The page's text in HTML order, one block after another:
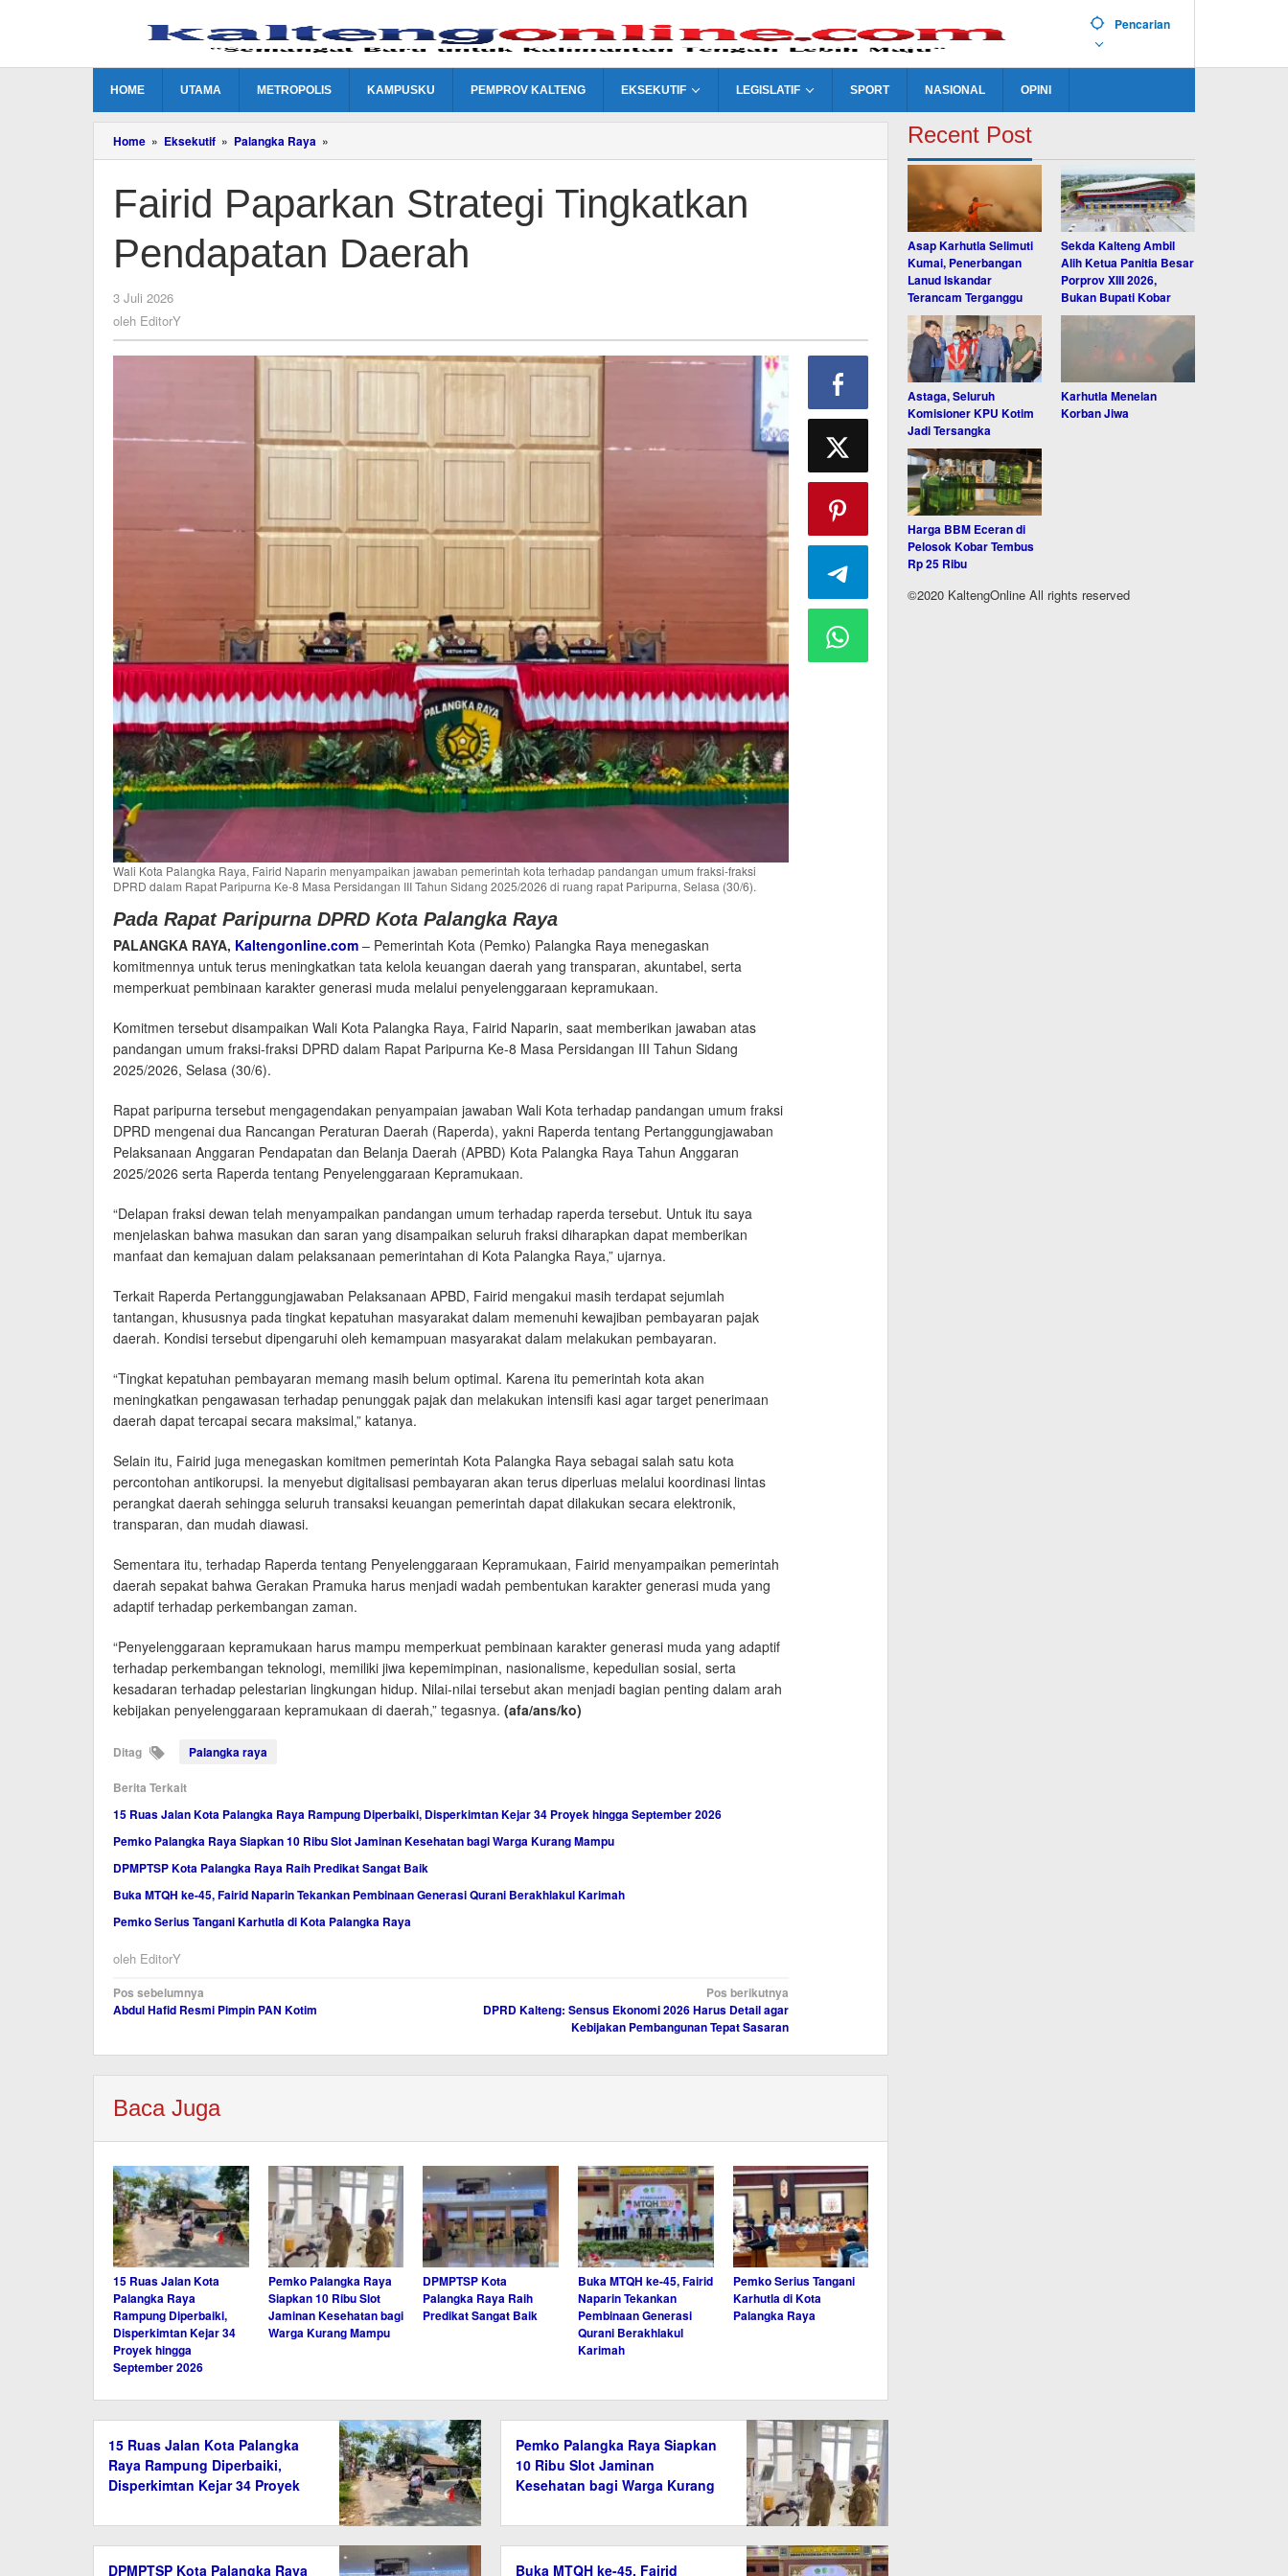
Pencarian
HOME UTAMA METROPOLIS KAMPUSKU PEMPROV KALTENG EKSEKUTIF LEGISLATIF SPORT NASIONAL OPINI
Home » Eksekutif » Palangka Raya »
Paparkan
Tingkatkan
Pendapatan
Fairid Paparkan Strategi Tingkatkan
Pendapatan Daerah
3 Juli 2026
oleh EditorY
Wali Kota Palangka Raya, Fairid Naparin menyampaikan jawaban pemerintah kota terhadap pandangan umum fraksi-fraksi
DPRD dalam Rapat Paripurna Ke-8 Masa Persidangan III Tahun Sidang 2025/2026 di ruang rapat Paripurna, Selasa (30/6).
Pada Rapat Paripurna DPRD Kota Palangka Raya
PALANGKA RAYA, Kaltengonline.com – Pemerintah Kota (Pemko) Palangka Raya menegaskan
komitmennya untuk terus meningkatkan tata kelola keuangan daerah yang transparan, akuntabel, serta
memperkuat pembinaan karakter generasi muda melalui penyelenggaraan kepramukaan.
Komitmen tersebut disampaikan Wali Kota Palangka Raya, Fairid Naparin, saat memberikan jawaban atas
pandangan umum fraksi-fraksi DPRD dalam Rapat Paripurna Ke-8 Masa Persidangan III Tahun Sidang
2025/2026, Selasa (30/6).
Rapat paripurna tersebut mengagendakan penyampaian jawaban Wali Kota terhadap pandangan umum fraksi
DPRD mengenai dua Rancangan Peraturan Daerah (Raperda), yakni Raperda tentang Pertanggungjawaban
Pelaksanaan Anggaran Pendapatan dan Belanja Daerah (APBD) Kota Palangka Raya Tahun Anggaran
2025/2026 serta Raperda tentang Penyelenggaraan Kepramukaan.
“Delapan fraksi dewan telah menyampaikan pandangan umum terhadap raperda tersebut. Untuk itu saya
menjelaskan bahwa masukan dan saran yang disampaikan seluruh fraksi diharapkan dapat memberikan
manfaat dan kemajuan dalam pelaksanaan pemerintahan di Kota Palangka Raya,” ujarnya.
Terkait Raperda Pertanggungjawaban Pelaksanaan APBD, Fairid mengakui masih terdapat sejumlah
tantangan, khususnya pada tingkat kepatuhan masyarakat dalam memenuhi kewajiban pembayaran pajak
daerah. Kondisi tersebut dipengaruhi oleh kemampuan masyarakat dalam melakukan pembayaran.
“Tingkat kepatuhan pembayaran memang masih belum optimal. Karena itu pemerintah kota akan
meningkatkan pengawasan terhadap penunggak pajak dan melakukan intensifi kasi agar target penerimaan
daerah dapat tercapai secara maksimal,” katanya.
Selain itu, Fairid juga menegaskan komitmen pemerintah Kota Palangka Raya sebagai salah satu kota
percontohan antikorupsi. Ia menyebut digitalisasi pembayaran akan terus diperluas melalui koordinasi lintas
perangkat daerah sehingga seluruh transaksi keuangan pemerintah dapat dilakukan secara elektronik,
transparan, dan mudah diawasi.
Sementara itu, terhadap Raperda tentang Penyelenggaraan Kepramukaan, Fairid menyampaikan pemerintah
daerah sepakat bahwa Gerakan Pramuka harus menjadi wadah pembentukan karakter generasi muda yang
adaptif terhadap perkembangan zaman.
“Penyelenggaraan kepramukaan harus mampu memperkuat pembinaan karakter generasi muda yang adaptif
terhadap perkembangan teknologi, memiliki jiwa kepemimpinan, nasionalisme, kepedulian sosial, serta
kesadaran terhadap pelestarian lingkungan hidup. Nilai-nilai tersebut akan menjadi bagian penting dalam arah
kebijakan penyelenggaraan kepramukaan di daerah,” tegasnya. (afa/ans/ko)
Ditag Palangka raya
Berita Terkait
15 Ruas Jalan Kota Palangka Raya Rampung Diperbaiki, Disperkimtan Kejar 34 Proyek hingga September 2026
Pemko Palangka Raya Siapkan 10 Ribu Slot Jaminan Kesehatan bagi Warga Kurang Mampu
DPMPTSP Kota Palangka Raya Raih Predikat Sangat Baik
Buka MTQH ke-45, Fairid Naparin Tekankan Pembinaan Generasi Qurani Berakhlakul Karimah
Pemko Serius Tangani Karhutla di Kota Palangka Raya
oleh EditorY
Navigasi
pos
Pos sebelumnya
Abdul Hafid Resmi Pimpin PAN Kotim
Pos berikutnya
DPRD Kalteng: Sensus Ekonomi 2026 Harus Detail agar
Kebijakan Pembangunan Tepat Sasaran
Baca Juga
15 Ruas Jalan Kota
Palangka Raya
Rampung Diperbaiki,
Disperkimtan Kejar 34
Proyek hingga
September 2026
Pemko Palangka Raya
Siapkan 10 Ribu Slot
Jaminan Kesehatan bagi
Warga Kurang Mampu
DPMPTSP Kota
Palangka Raya Raih
Predikat Sangat Baik
Buka MTQH ke-45, Fairid
Naparin Tekankan
Pembinaan Generasi
Qurani Berakhlakul
Karimah
Pemko Serius Tangani
Karhutla di Kota
Palangka Raya
15 Ruas Jalan Kota Palangka
Raya Rampung Diperbaiki,
Disperkimtan Kejar 34 Proyek
Pemko Palangka Raya Siapkan
10 Ribu Slot Jaminan
Kesehatan bagi Warga Kurang
DPMPTSP Kota Palangka Raya Buka MTQH ke-45, Fairid
Recent Post
Asap Karhutla Selimuti
Kumai, Penerbangan
Lanud Iskandar
Terancam Terganggu
Sekda Kalteng Ambil
Alih Ketua Panitia Besar
Porprov XIII 2026,
Bukan Bupati Kobar
Astaga, Seluruh
Komisioner KPU Kotim
Jadi Tersangka
Karhutla Menelan
Korban Jiwa
Harga BBM Eceran di
Pelosok Kobar Tembus
Rp 25 Ribu
©2020 KaltengOnline All rights reserved